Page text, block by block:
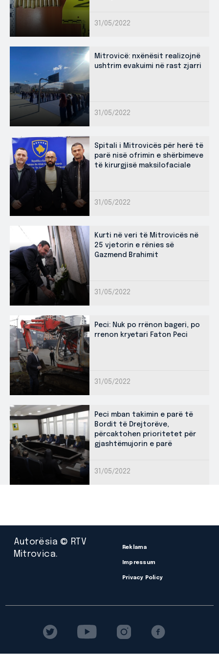
31/05/2022
Mitrovicë: nxënësit realizojnë
ushtrim evakuimi në rast zjarri
31/05/2022
Spitali i Mitrovicës për herë të
parë nisë ofrimin e shërbimeve
të kirurgjisë maksilofaciale
31/05/2022
Kurti në veri të Mitrovicës në
25 vjetorin e rënies së
Gazmend Brahimit
31/05/2022
Peci: Nuk po rrënon bageri, po
rrenon kryetari Faton Peci
31/05/2022
Peci mban takimin e parë të
Bordit të Drejtorëve,
përcaktohen prioritetet për
gjashtëmujorin e parë
31/05/2022
Autorësia © RTV
Mitrovica.
Reklama
Impressum
Privacy Policy